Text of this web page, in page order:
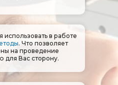
в работе
. Что позволяет
на проведение
для Вас сторону.